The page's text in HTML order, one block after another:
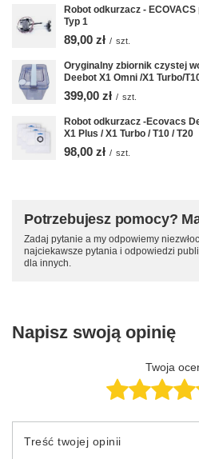
Robot odkurzacz -
Typ 1
89,00 zł / szt.
Oryginalny zbiornik czystej
Deebot X1 Omni /X1 Turbo/
399,00 zł / szt.
Robot odkurzacz -Ecovacs
X1 Plus / X1 Turbo / T10 / T20
98,00 zł / szt.
Potrzebujesz pomocy?
Zadaj pytanie a my odpowiemy
najciekawsze pytania i odpowiedzi
dla innych.
Napisz swoją opinię
Twoja
Treść twojej opinii